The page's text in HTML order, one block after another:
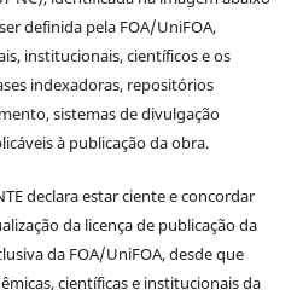
definida pela FOA/UniFOA,
institucionais, científicos e os
indexadoras, repositórios
sistemas de divulgação
à publicação da obra.
declara estar ciente e concordar
da licença de publicação da
da FOA/UniFOA, desde que
científicas e institucionais da